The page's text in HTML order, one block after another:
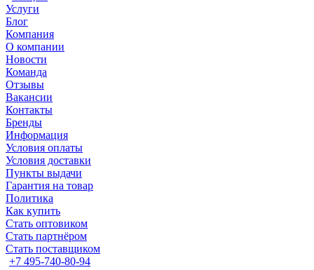
Услуги
Блог
Компания
О компании
Новости
Команда
Отзывы
Вакансии
Контакты
Бренды
Информация
Условия оплаты
Условия доставки
Пункты выдачи
Гарантия на товар
Политика
Как купить
Стать оптовиком
Стать партнёром
Стать поставщиком
+7 495-740-80-94